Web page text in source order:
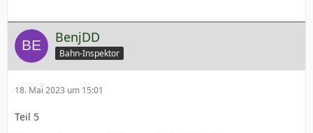
BenjDD
Bahn-Inspektor
18. Mai 2023 um 15:01
Teil 5